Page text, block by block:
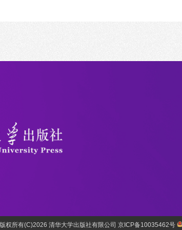
版权所有(C)2026 清华大学出版社有限公司 京ICP备10035462号